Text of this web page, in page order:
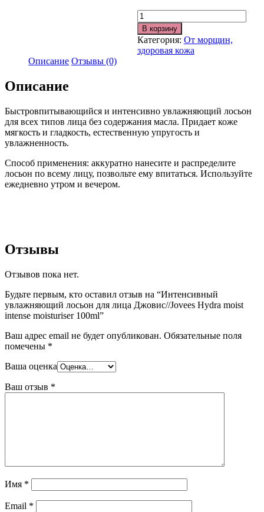
Количество
В корзину
Категория: От морщин,
здоровая кожа
Описание Отзывы (0)
Описание
Быстровпитывающийся и интенсивно увлажняющий лосьон
для всех типов лица без содержания масла. Придает коже
мягкость и гладкость, естественную упругость и
увлажненность.
Способ применения: аккуратно нанесите и распределите
лосьон по всему лицу, позвольте ему впитаться. Используйте
ежедневно утром и вечером.
Отзывы
Отзывов пока нет.
Будьте первым, кто оставил отзыв на “Интенсивный
увлажняющий лосьон для лица Джовис//Jovees Hydra moist
intense moisturiser 100ml”
Ваш адрес email не будет опубликован. Обязательные поля
помечены *
Ваша оценка
Ваш отзыв *
Имя *
Email *